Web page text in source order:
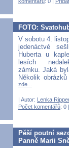
FOTO:
V sobotu 4.
jedenáctvé
Huberta u
lesích
zámku. Jaká
Několik
zde...
| Autor:
Lenka
Počet komentářů: 0
Pěší poutní
Panně Marii